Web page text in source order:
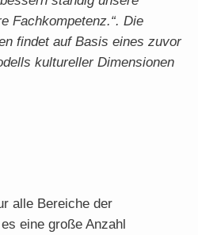
Fachkompetenz.“. Die
findet auf Basis eines zuvor
kultureller Dimensionen
alle Bereiche der
eine große Anzahl